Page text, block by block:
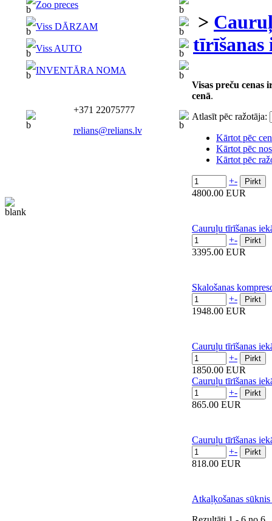
Testēšanas
Bidē
Viss MĀJAI
Viss DĀRZAM
tīrīšanas
Visas preču cenas ir
Atlasīt pēc ražotāja:
Kārtot pēc cenas↓
Kārtot pēc nosaukuma
Kārtot pēc ražotāja
+
4800.00 EUR
Cauruļu tīrīšanas iekārta
+
3395.00 EUR
Skalošanas kompresors
+
1948.00 EUR
Cauruļu tīrīšanas iekārta
+
1850.00 EUR
Cauruļu tīrīšanas iekārta
+
865.00 EUR
Cauruļu tīrīšanas iekārta
+
818.00 EUR
Atkaļķošanas sūknis